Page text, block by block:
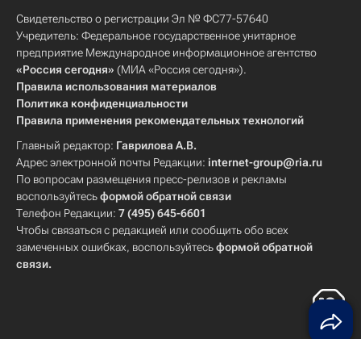
Свидетельство о регистрации Эл № ФС77-57640
Учредитель: Федеральное государственное унитарное
предприятие Международное информационное агентство
«Россия сегодня» (МИА «Россия сегодня»).
Правила использования материалов
Политика конфиденциальности
Правила применения рекомендательных технологий
Главный редактор: Гаврилова А.В.
Адрес электронной почты Редакции: internet-group@ria.ru
По вопросам размещения пресс-релизов и рекламы
воспользуйтесьформой обратной связи
Телефон Редакции: 7 (495) 645-6601
Чтобы связаться с редакцией или сообщить обо всех
замеченных ошибках, воспользуйтесьформой обратной
связи.